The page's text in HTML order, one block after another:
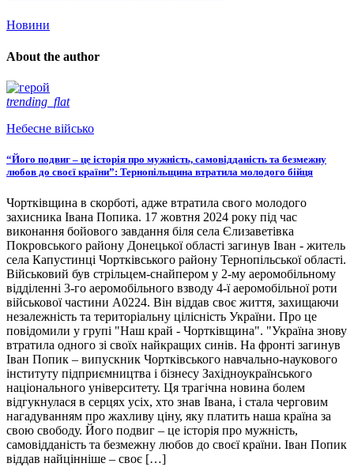
Новини
About the author
trending_flat
Небесне військо
“Його подвиг – це історія про мужність, самовідданість та безмежну
любов до своєї країни”: Тернопільщина втратила молодого бійця
Чортківщина в скорботі, адже втратила свого молодого
захисника Івана Попика. 17 жовтня 2024 року під час
виконання бойового завдання біля села Єлизаветівка
Покровського району Донецької області загинув Іван - житель
села Капустинці Чортківського району Тернопільської області.
Військовий був стрільцем-снайпером у 2-му аеромобільному
відділенні 3-го аеромобільного взводу 4-ї аеромобільної роти
військової частини А0224. Він віддав своє життя, захищаючи
незалежність та територіальну цілісність України. Про це
повідомили у групі "Наш край - Чортківщина". "Україна знову
втратила одного зі своїх найкращих синів. На фронті загинув
Іван Попик – випускник Чортківського навчально-наукового
інституту підприємництва і бізнесу Західноукраїнського
національного університету. Ця трагічна новина болем
відгукнулася в серцях усіх, хто знав Івана, і стала черговим
нагадуванням про жахливу ціну, яку платить наша країна за
свою свободу. Його подвиг – це історія про мужність,
самовідданість та безмежну любов до своєї країни. Іван Попик
віддав найцінніше – своє […]